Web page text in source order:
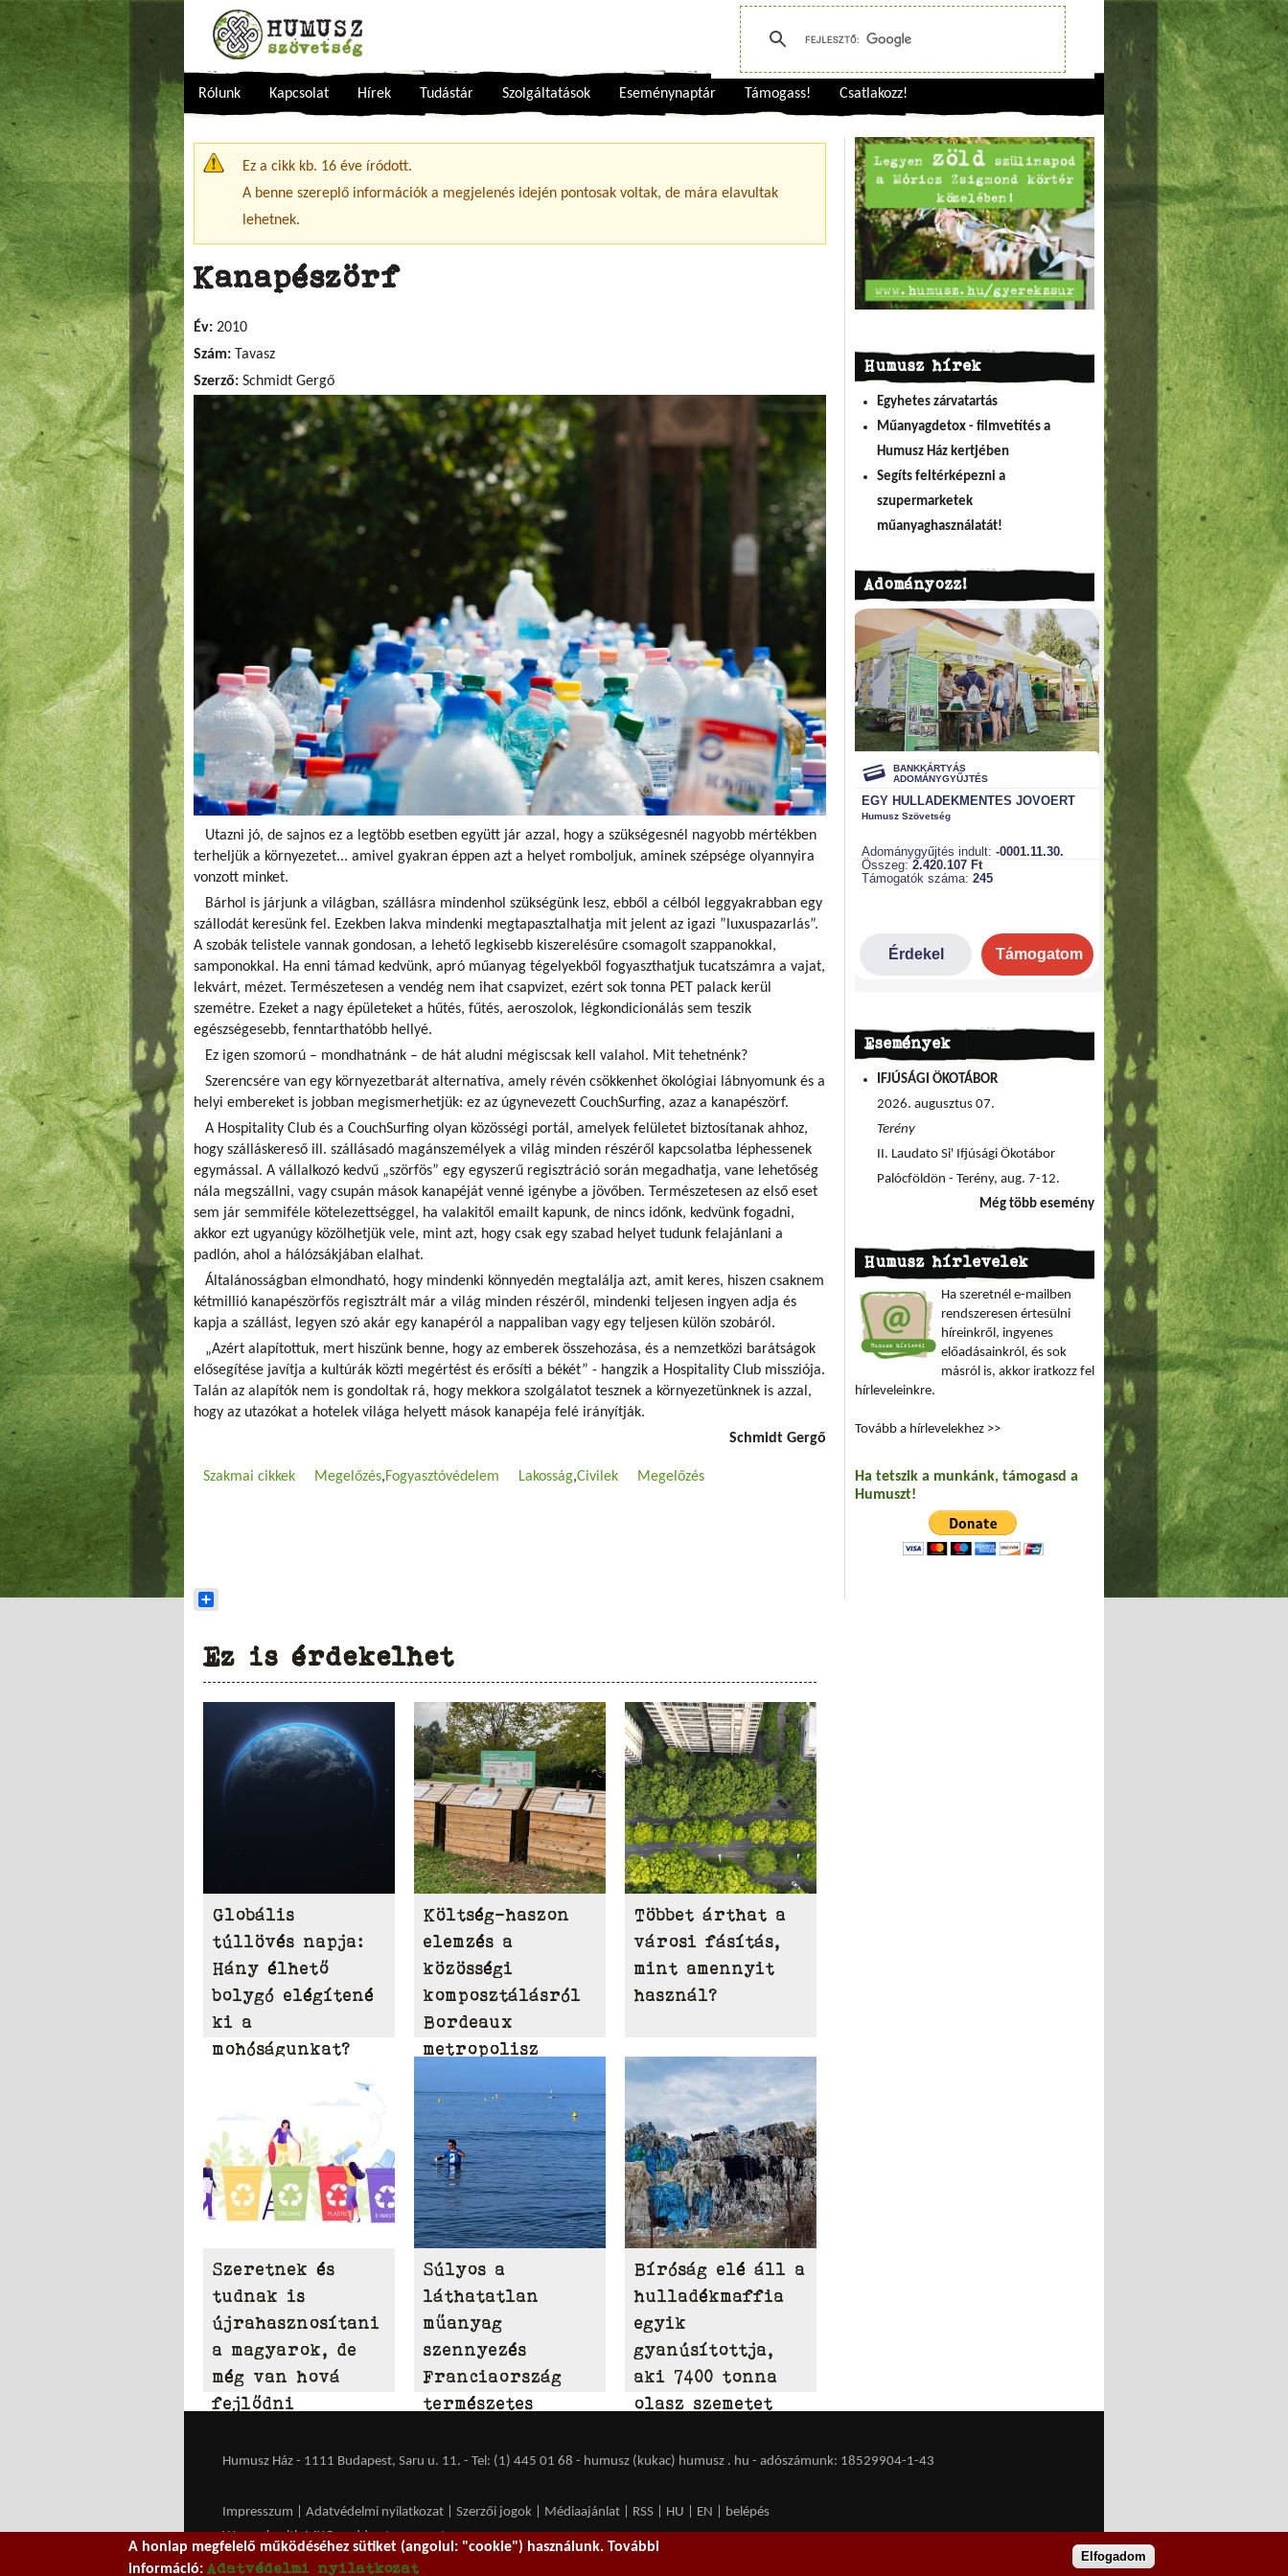
Rólunk Kapcsolat Hírek Tudástár Szolgáltatások Eseménynaptár Támogass! Csatlakozz!
Figyelmeztető üzenet
Ez a cikk kb. 16 éve íródott.
A benne szereplő információk a megjelenés idején pontosak voltak, de mára elavultak
lehetnek.
Kanapészörf
Év: 2010
Szám: Tavasz
Szerző: Schmidt Gergő
Utazni jó, de sajnos ez a legtöbb esetben együtt jár azzal, hogy a szükségesnél nagyobb mértékben
terheljük a környezetet... amivel gyakran éppen azt a helyet romboljuk, aminek szépsége olyannyira
vonzott minket.
Bárhol is járjunk a világban, szállásra mindenhol szükségünk lesz, ebből a célból leggyakrabban egy
szállodát keresünk fel. Ezekben lakva mindenki megtapasztalhatja mit jelent az igazi ”luxuspazarlás”.
A szobák telistele vannak gondosan, a lehető legkisebb kiszerelésűre csomagolt szappanokkal,
samponokkal. Ha enni támad kedvünk, apró műanyag tégelyekből fogyaszthatjuk tucatszámra a vajat,
lekvárt, mézet. Természetesen a vendég nem ihat csapvizet, ezért sok tonna PET palack kerül
szemétre. Ezeket a nagy épületeket a hűtés, fűtés, aeroszolok, légkondicionálás sem teszik
egészségesebb, fenntarthatóbb hellyé.
Ez igen szomorú – mondhatnánk – de hát aludni mégiscsak kell valahol. Mit tehetnénk?
Szerencsére van egy környezetbarát alternatíva, amely révén csökkenhet ökológiai lábnyomunk és a
helyi embereket is jobban megismerhetjük: ez az úgynevezett CouchSurfing, azaz a kanapészörf.
A Hospitality Club és a CouchSurfing olyan közösségi portál, amelyek felületet biztosítanak ahhoz,
hogy szálláskereső ill. szállásadó magánszemélyek a világ minden részéről kapcsolatba léphessenek
egymással. A vállalkozó kedvű „szörfös” egy egyszerű regisztráció során megadhatja, vane lehetőség
nála megszállni, vagy csupán mások kanapéját venné igénybe a jövőben. Természetesen az első eset
sem jár semmiféle kötelezettséggel, ha valakitől emailt kapunk, de nincs időnk, kedvünk fogadni,
akkor ezt ugyanúgy közölhetjük vele, mint azt, hogy csak egy szabad helyet tudunk felajánlani a
padlón, ahol a hálózsákjában elalhat.
Általánosságban elmondható, hogy mindenki könnyedén megtalálja azt, amit keres, hiszen csaknem
kétmillió kanapészörfös regisztrált már a világ minden részéről, mindenki teljesen ingyen adja és
kapja a szállást, legyen szó akár egy kanapéról a nappaliban vagy egy teljesen külön szobáról.
„Azért alapítottuk, mert hiszünk benne, hogy az emberek összehozása, és a nemzetközi barátságok
elősegítése javítja a kultúrák közti megértést és erősíti a békét” - hangzik a Hospitality Club missziója.
Talán az alapítók nem is gondoltak rá, hogy mekkora szolgálatot tesznek a környezetünknek is azzal,
hogy az utazókat a hotelek világa helyett mások kanapéja felé irányítják.
Schmidt Gergő
Szakmai cikkek Megelőzés Fogyasztóvédelem Lakosság Civilek Megelőzés
Ez is érdekelhet
Globális
túllövés napja:
Hány élhető
bolygó elégítené
ki a
mohóságunkat?
Költség-haszon
elemzés a
közösségi
komposztálásról
Bordeaux
metropolisz
Többet árthat a
városi fásítás,
mint amennyit
használ?
Szeretnek és
tudnak is
újrahasznosítani
a magyarok, de
még van hová
fejlődni
Súlyos a
láthatatlan
műanyag
szennyezés
Franciaország
természetes
Bíróság elé áll a
hulladékmaffia
egyik
gyanúsítottja,
aki 7400 tonna
olasz szemetet
Humusz hírek
Egyhetes zárvatartás
Műanyagdetox - filmvetítés a
Humusz Ház kertjében
Segíts feltérképezni a
szupermarketek
műanyaghasználatát!
Adományozz!
Események
IFJÚSÁGI ÖKOTÁBOR
2026. augusztus 07.
Terény
II. Laudato Si' Ifjúsági Ökotábor
Palócföldön - Terény, aug. 7-12.
Még több esemény
Humusz hírlevelek
Ha szeretnél e-mailben
rendszeresen értesülni
híreinkről, ingyenes
előadásainkról, és sok
másról is, akkor iratkozz fel
hírleveleinkre.
Tovább a hírlevelekhez >>
Ha tetszik a munkánk, támogasd a
Humuszt!
Humusz Ház - 1111 Budapest, Saru u. 11. - Tel: (1) 445 01 68 - humusz (kukac) humusz . hu - adószámunk: 18529904-1-43
Impresszum Adatvédelmi nyilatkozat Szerzői jogok Médiaajánlat RSS HU EN
belépés
We work withMXGuarddogto prevent spam.
A honlap megfelelő működéséhez sütiket (angolul: "cookie") használunk. További
információ:Adatvédelmi nyilatkozat
Elfogadom